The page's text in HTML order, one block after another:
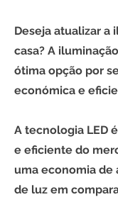
Deseja atualizar a
casa? A
ótima opção por
económica e
A tecnologia LED
e eficiente do
uma economia de
de luz em